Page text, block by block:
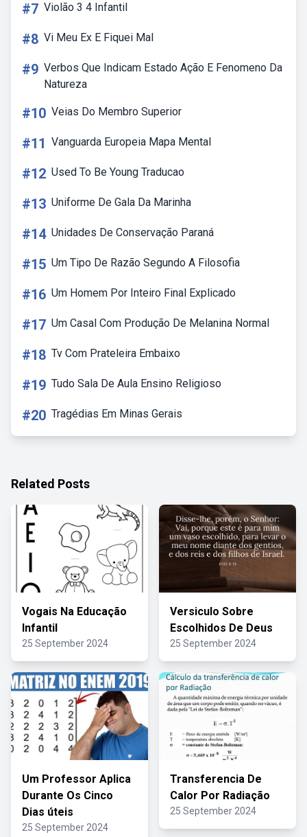
#7 Violão 3 4 Infantil
#8 Vi Meu Ex E Fiquei Mal
#9 Verbos Que Indicam Estado Ação E Fenomeno Da
Natureza
#10 Veias Do Membro Superior
#11 Vanguarda Europeia Mapa Mental
#12 Used To Be Young Traducao
#13 Uniforme De Gala Da Marinha
#14 Unidades De Conservação Paraná
#15 Um Tipo De Razão Segundo A Filosofia
#16 Um Homem Por Inteiro Final Explicado
#17 Um Casal Com Produção De Melanina Normal
#18 Tv Com Prateleira Embaixo
#19 Tudo Sala De Aula Ensino Religioso
#20 Tragédias Em Minas Gerais
Related Posts
Vogais Na Educação
Infantil
25 September 2024
Versiculo Sobre
Escolhidos De Deus
25 September 2024
Um Professor Aplica
Durante Os Cinco
Dias úteis
25 September 2024
Transferencia De
Calor Por Radiação
25 September 2024